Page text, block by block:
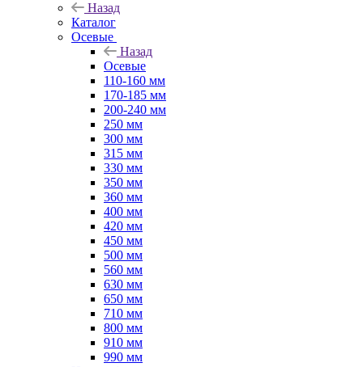
Назад
Каталог
Осевые
Назад
Осевые
110-160 мм
170-185 мм
200-240 мм
250 мм
300 мм
315 мм
330 мм
350 мм
360 мм
400 мм
420 мм
450 мм
500 мм
560 мм
630 мм
650 мм
710 мм
800 мм
910 мм
990 мм